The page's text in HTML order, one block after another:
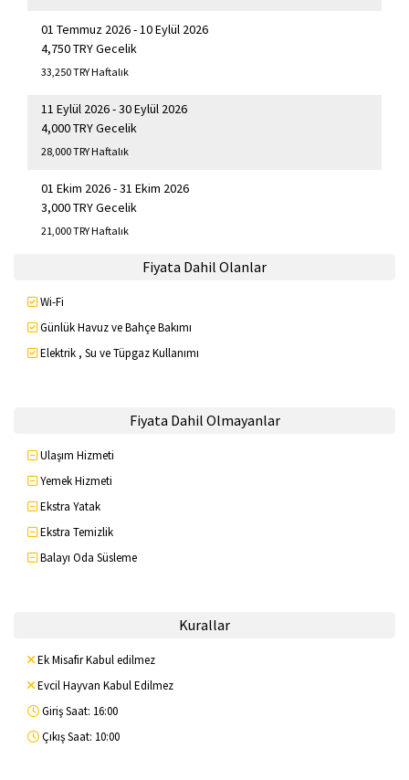
01 Temmuz 2026 - 10 Eylül 2026
4,750 TRY Gecelik
33,250 TRY Haftalık
11 Eylül 2026 - 30 Eylül 2026
4,000 TRY Gecelik
28,000 TRY Haftalık
01 Ekim 2026 - 31 Ekim 2026
3,000 TRY Gecelik
21,000 TRY Haftalık
Fiyata Dahil Olanlar
Wi-Fi
Günlük Havuz ve Bahçe Bakımı
Elektrik , Su ve Tüpgaz Kullanımı
Fiyata Dahil Olmayanlar
Ulaşım Hizmeti
Yemek Hizmeti
Ekstra Yatak
Ekstra Temizlik
Balayı Oda Süsleme
Kurallar
Ek Misafir Kabul edilmez
Evcil Hayvan Kabul Edilmez
Giriş Saat: 16:00
Çıkış Saat: 10:00